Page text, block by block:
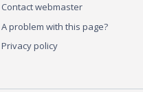
Contact webmaster
A problem with this page?
Privacy policy